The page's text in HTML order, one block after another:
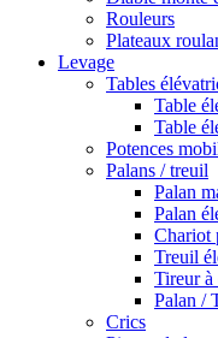
Rouleurs
Plateaux
Levage
Tables
Table
Table
Potences
Palans / treuil
Palan
Palan
Chariot
Treuil
Tireur à
Palan /
Crics